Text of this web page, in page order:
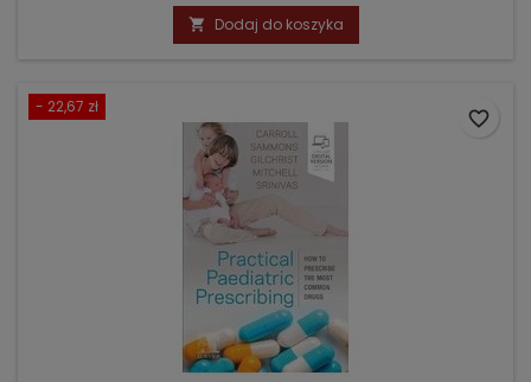
podstawowa
 Dodaj do koszyka
- 22,67 zł
favorite_border